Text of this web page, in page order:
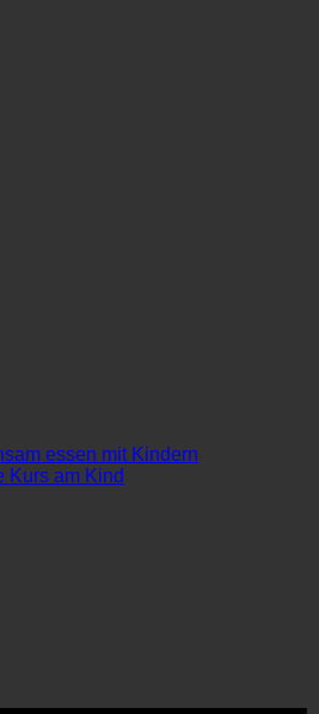
essen mit Kindern
Kurs am Kind